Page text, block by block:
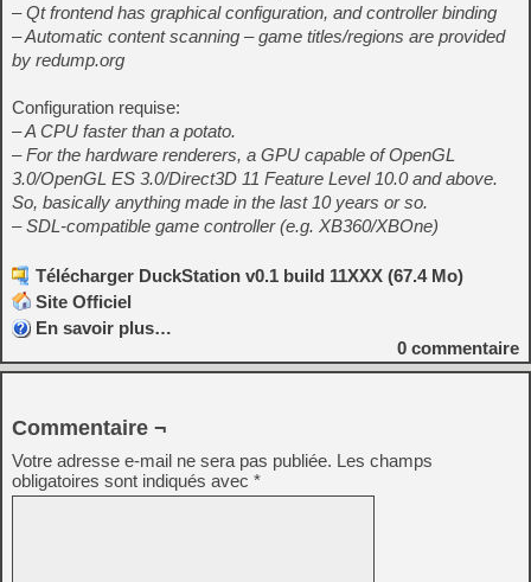
– Qt frontend has graphical configuration, and controller binding
– Automatic content scanning – game titles/regions are provided
by redump.org
Configuration requise:
– A CPU faster than a potato.
– For the hardware renderers, a GPU capable of OpenGL
3.0/OpenGL ES 3.0/Direct3D 11 Feature Level 10.0 and above.
So, basically anything made in the last 10 years or so.
– SDL-compatible game controller (e.g. XB360/XBOne)
Télécharger DuckStation v0.1 build 11XXX (67.4 Mo)
Site Officiel
En savoir plus…
0 commentaire
Commentaire ¬
Votre adresse e-mail ne sera pas publiée. Les champs
obligatoires sont indiqués avec *